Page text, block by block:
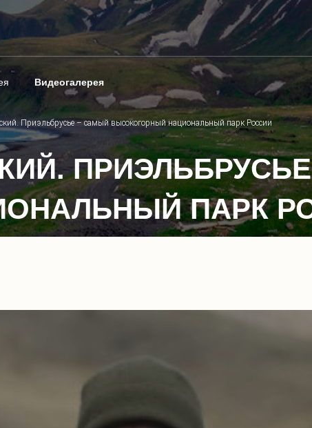
Видеогалерея
Приэльбрусье – самый высокогорный национальный парк России
ПАРК